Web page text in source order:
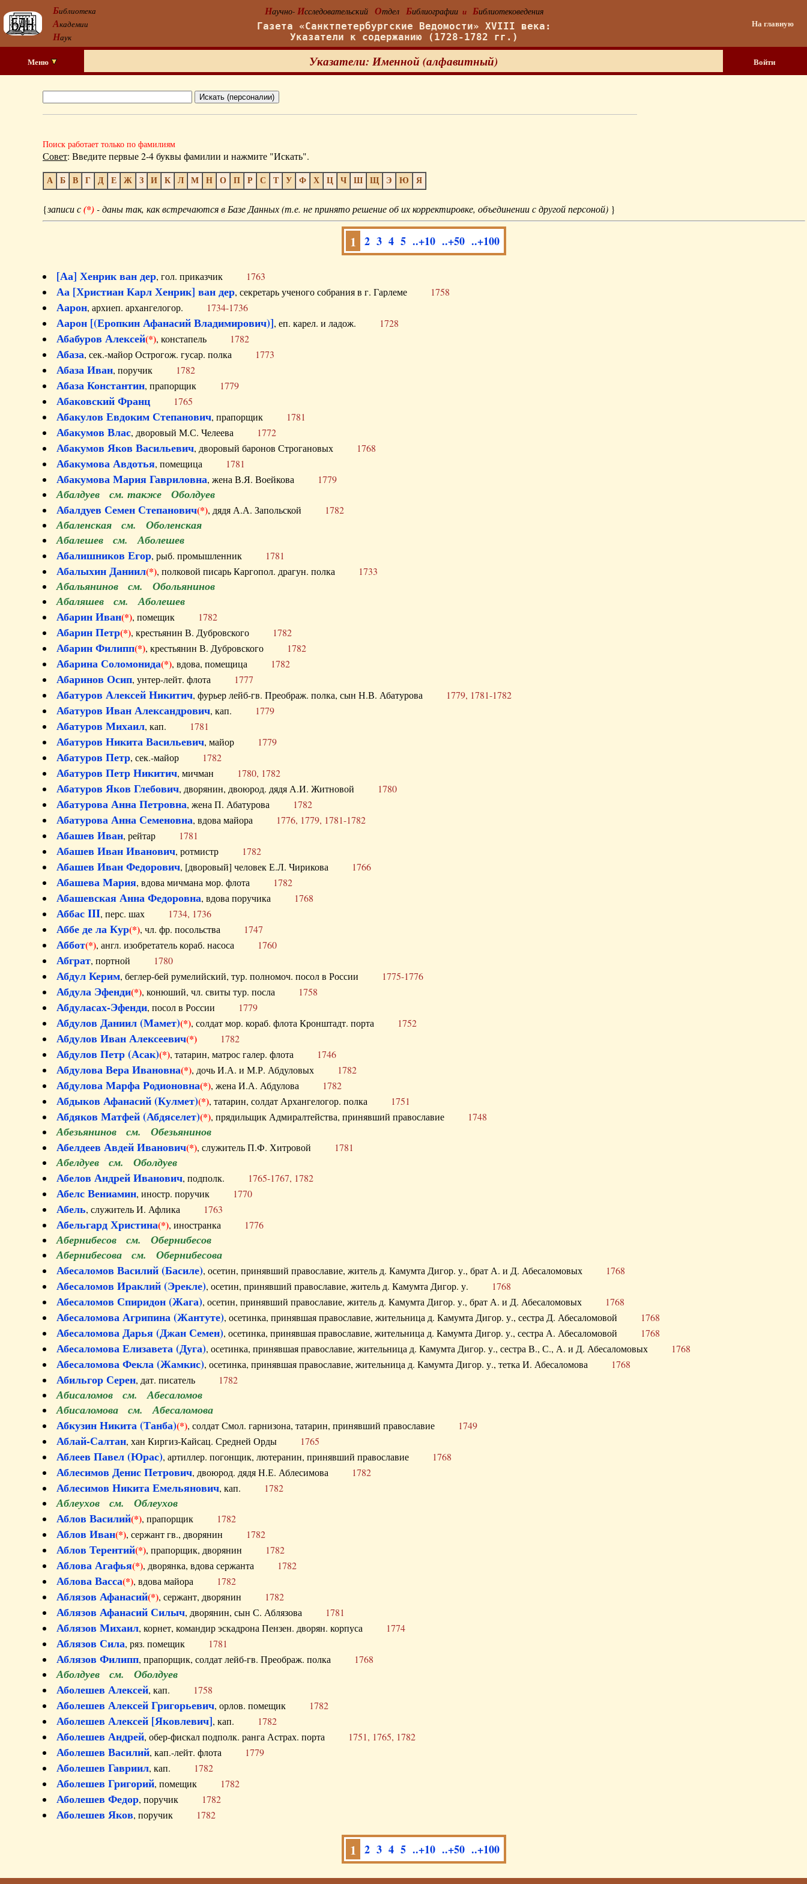
Библиотека
Академии
Наук
Научно- Исследовательский Отдел Библиографии и Библиотековедения
Газета «Санктпетербургские Ведомости» XVIII века:
Указатели к содержанию (1728-1782 гг.)
На главную
Меню Указатели: Именной (алфавитный) Войти
Поиск работает только по фамилиям
Совет: Введите первые 2-4 буквы фамилии и нажмите "Искать".
А Б В Г Д Е Ж З И К Л М Н О П Р С Т У Ф Х Ц Ч Ш Щ Э Ю Я
{записи с(*)- даны так, как встречаются в Базе Данных (т.е. не принято решение об их корректировке, объединении с другой персоной) }
1 2 3 4 5 ..+10 ..+50 ..+100
[Аа] Хенрик ван дер, гол. приказчик 1763
Аа [Христиан Карл Хенрик] ван дер, секретарь ученого собрания в г. Гарлеме 1758
Аарон, архиеп. архангелогор. 1734-1736
Аарон [(Еропкин Афанасий Владимирович)], еп. карел. и ладож. 1728
Абабуров Алексей(*), констапель 1782
Абаза, сек.-майор Острогож. гусар. полка 1773
Абаза Иван, поручик 1782
Абаза Константин, прапорщик 1779
Абаковский Франц 1765
Абакулов Евдоким Степанович, прапорщик 1781
Абакумов Влас, дворовый М.С. Челеева 1772
Абакумов Яков Васильевич, дворовый баронов Строгановых 1768
Абакумова Авдотья, помещица 1781
Абакумова Мария Гавриловна, жена В.Я. Воейкова 1779
Абалдуев см. также Оболдуев
Абалдуев Семен Степанович(*), дядя А.А. Запольской 1782
Абаленская см. Оболенская
Абалешев см. Аболешев
Абалишников Егор, рыб. промышленник 1781
Абалыхин Даниил(*), полковой писарь Каргопол. драгун. полка 1733
Абальянинов см. Обольянинов
Абаляшев см. Аболешев
Абарин Иван(*), помещик 1782
Абарин Петр(*), крестьянин В. Дубровского 1782
Абарин Филипп(*), крестьянин В. Дубровского 1782
Абарина Соломонида(*), вдова, помещица 1782
Абаринов Осип, унтер-лейт. флота 1777
Абатуров Алексей Никитич, фурьер лейб-гв. Преображ. полка, сын Н.В. Абатурова 1779, 1781-1782
Абатуров Иван Александрович, кап. 1779
Абатуров Михаил, кап. 1781
Абатуров Никита Васильевич, майор 1779
Абатуров Петр, сек.-майор 1782
Абатуров Петр Никитич, мичман 1780, 1782
Абатуров Яков Глебович, дворянин, двоюрод. дядя А.И. Житновой 1780
Абатурова Анна Петровна, жена П. Абатурова 1782
Абатурова Анна Семеновна, вдова майора 1776, 1779, 1781-1782
Абашев Иван, рейтар 1781
Абашев Иван Иванович, ротмистр 1782
Абашев Иван Федорович, [дворовый] человек Е.Л. Чирикова 1766
Абашева Мария, вдова мичмана мор. флота 1782
Абашевская Анна Федоровна, вдова поручика 1768
Аббас III, перс. шах 1734, 1736
Аббе де ла Кур(*), чл. фр. посольства 1747
Аббот(*), англ. изобретатель кораб. насоса 1760
Абграт, портной 1780
Абдул Керим, беглер-бей румелийский, тур. полномоч. посол в России 1775-1776
Абдула Эфенди(*), конюший, чл. свиты тур. посла 1758
Абдуласах-Эфенди, посол в России 1779
Абдулов Даниил (Мамет)(*), солдат мор. кораб. флота Кронштадт. порта 1752
Абдулов Иван Алексеевич(*) 1782
Абдулов Петр (Асак)(*), татарин, матрос галер. флота 1746
Абдулова Вера Ивановна(*), дочь И.А. и М.Р. Абдуловых 1782
Абдулова Марфа Родионовна(*), жена И.А. Абдулова 1782
Абдыков Афанасий (Кулмет)(*), татарин, солдат Архангелогор. полка 1751
Абдяков Матфей (Абдяселет)(*), прядильщик Адмиралтейства, принявший православие 1748
Абезьянинов см. Обезьянинов
Абелдеев Авдей Иванович(*), служитель П.Ф. Хитровой 1781
Абелдуев см. Оболдуев
Абелов Андрей Иванович, подполк. 1765-1767, 1782
Абелс Вениамин, иностр. поручик 1770
Абель, служитель И. Афлика 1763
Абельгард Христина(*), иностранка 1776
Абернибесов см. Обернибесов
Абернибесова см. Обернибесова
Абесаломов Василий (Басиле), осетин, принявший православие, житель д. Камумта Дигор. у., брат А. и Д. Абесаломовых 1768
Абесаломов Ираклий (Эрекле), осетин, принявший православие, житель д. Камумта Дигор. у. 1768
Абесаломов Спиридон (Жага), осетин, принявший православие, житель д. Камумта Дигор. у., брат А. и Д. Абесаломовых 1768
Абесаломова Агрипина (Жантуте), осетинка, принявшая православие, жительница д. Камумта Дигор. у., сестра Д. Абесаломовой 1768
Абесаломова Дарья (Джан Семен), осетинка, принявшая православие, жительница д. Камумта Дигор. у., сестра А. Абесаломовой 1768
Абесаломова Елизавета (Дуга), осетинка, принявшая православие, жительница д. Камумта Дигор. у., сестра В., С., А. и Д. Абесаломовых 1768
Абесаломова Фекла (Жамкис), осетинка, принявшая православие, жительница д. Камумта Дигор. у., тетка И. Абесаломова 1768
Абильгор Серен, дат. писатель 1782
Абисаломов см. Абесаломов
Абисаломова см. Абесаломова
Абкузин Никита (Танба)(*), солдат Смол. гарнизона, татарин, принявший православие 1749
Аблай-Салтан, хан Киргиз-Кайсац. Средней Орды 1765
Аблеев Павел (Юрас), артиллер. погонщик, лютеранин, принявший православие 1768
Аблесимов Денис Петрович, двоюрод. дядя Н.Е. Аблесимова 1782
Аблесимов Никита Емельянович, кап. 1782
Аблеухов см. Облеухов
Аблов Василий(*), прапорщик 1782
Аблов Иван(*), сержант гв., дворянин 1782
Аблов Терентий(*), прапорщик, дворянин 1782
Аблова Агафья(*), дворянка, вдова сержанта 1782
Аблова Васса(*), вдова майора 1782
Аблязов Афанасий(*), сержант, дворянин 1782
Аблязов Афанасий Силыч, дворянин, сын С. Аблязова 1781
Аблязов Михаил, корнет, командир эскадрона Пензен. дворян. корпуса 1774
Аблязов Сила, ряз. помещик 1781
Аблязов Филипп, прапорщик, солдат лейб-гв. Преображ. полка 1768
Аболдуев см. Оболдуев
Аболешев Алексей, кап. 1758
Аболешев Алексей Григорьевич, орлов. помещик 1782
Аболешев Алексей [Яковлевич], кап. 1782
Аболешев Андрей, обер-фискал подполк. ранга Астрах. порта 1751, 1765, 1782
Аболешев Василий, кап.-лейт. флота 1779
Аболешев Гавриил, кап. 1782
Аболешев Григорий, помещик 1782
Аболешев Федор, поручик 1782
Аболешев Яков, поручик 1782
1 2 3 4 5 ..+10 ..+50 ..+100